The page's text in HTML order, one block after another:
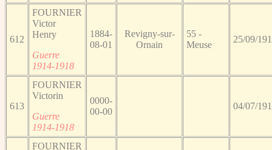
612
FOURNIER
Victor
Henry
Guerre
1914-1918
1884-
08-01
Revigny-sur-
Ornain
55 -
Meuse
25/09/
613
FOURNIER
Victorin
Guerre
1914-1918
0000-
00-00
04/07/
FOURNIER